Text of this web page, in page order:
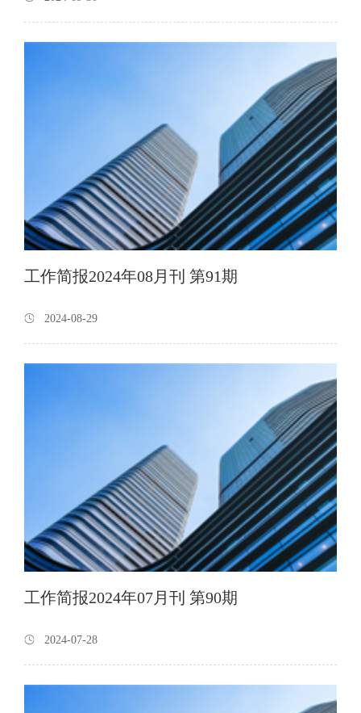
工作简报2024年08月刊 第91期
2024-08-29
工作简报2024年07月刊 第90期
2024-07-28